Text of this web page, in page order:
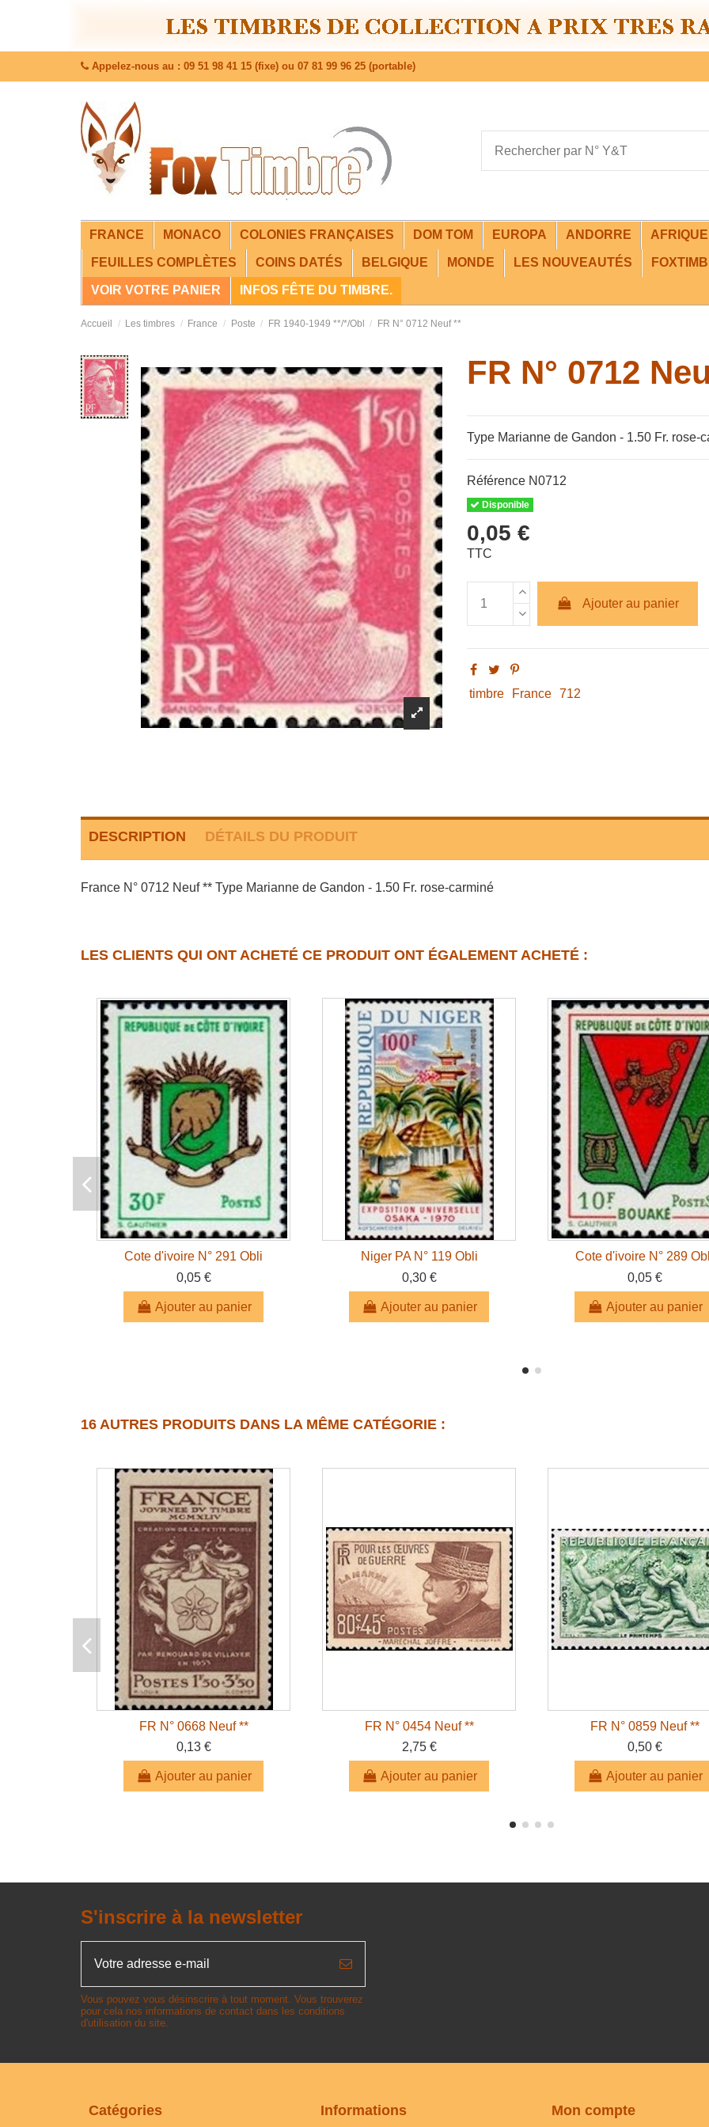
Appelez-nous au : 09 51 98 41 15 (fixe) ou 07 81 99 96 25 (portable)
FRANCE MONACO COLONIES FRANÇAISES DOM TOM EUROPA ANDORRE
FEUILLES COMPLÈTES COINS DATÉS BELGIQUE MONDE LES NOUVEAUTÉS
VOIR VOTRE PANIER INFOS FÊTE DU TIMBRE.
Accueil Les timbres France Poste FR 1940-1949 **/*/Obl FR N° 0712 Neuf **
FR N° 0712
Type Marianne de Gandon - 1.50 Fr. rose-
Référence N0712
Disponible
0,05 €
TTC
Ajouter au panier
timbre France 712
DESCRIPTION DÉTAILS DU PRODUIT
France N° 0712 Neuf ** Type Marianne de Gandon - 1.50 Fr. rose-carminé
LES CLIENTS QUI ONT ACHETÉ CE PRODUIT ONT ÉGALEMENT ACHETÉ :
Cote d'ivoire N° 291 Obli
0,05 €
Ajouter au panier
Niger PA N° 119 Obli
0,30 €
Ajouter au panier
Cote d'ivoire N° 289
0,05 €
Ajouter au panier
16 AUTRES PRODUITS DANS LA MÊME CATÉGORIE :
FR N° 0668 Neuf **
0,13 €
Ajouter au panier
FR N° 0454 Neuf **
2,75 €
Ajouter au panier
FR N° 0859 Neuf **
0,50 €
Ajouter au panier
S'inscrire à la newsletter
Vous pouvez vous désinscrire à tout moment. Vous trouverez
pour cela nos informations de contact dans les conditions
d'utilisation du site.
Catégories Informations Mon compte